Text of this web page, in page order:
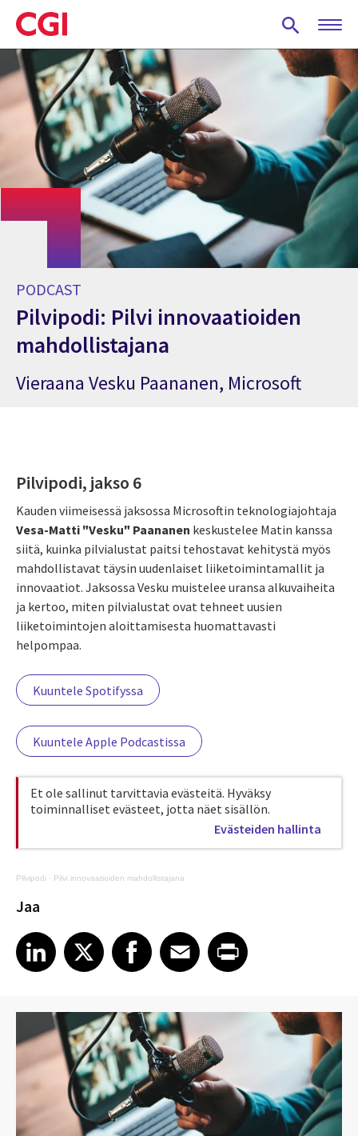
Skip
to
main
content
PODCAST
Pilvipodi: Pilvi innovaatioiden
mahdollistajana
Vieraana Vesku Paananen, Microsoft
Pilvipodi, jakso 6
Kauden viimeisessä jaksossa Microsoftin teknologiajohtaja
Vesa-Matti "Vesku" Paananen keskustelee Matin kanssa
siitä, kuinka pilvialustat paitsi tehostavat kehitystä myös
mahdollistavat täysin uudenlaiset liiketoimintamallit ja
innovaatiot. Jaksossa Vesku muistelee uransa alkuvaiheita
ja kertoo, miten pilvialustat ovat tehneet uusien
liiketoimintojen aloittamisesta huomattavasti
helpompaa.
Kuuntele Spotifyssa
Kuuntele Apple Podcastissa
Et ole sallinut tarvittavia evästeitä. Hyväksy
toiminnalliset evästeet, jotta näet sisällön.
Evästeiden hallinta
Pilvipodi · Pilvi innovaatioiden mahdollistajana
Jaa
Share article on LinkedIn
LinkedIn
Share article on XShare article on Facebook
Facebook
Share article on Email
EmailShare article on Print